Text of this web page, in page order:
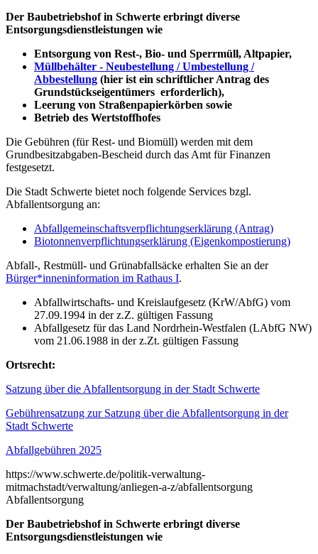
Der Baubetriebshof in Schwerte erbringt diverse
Entsorgungsdienstleistungen wie
Entsorgung von Rest-, Bio- und Sperrmüll, Altpapier,
Müllbehälter - Neubestellung / Umbestellung /
Abbestellung (hier ist ein schriftlicher Antrag des
Grundstückseigentümers erforderlich),
Leerung von Straßenpapierkörben sowie
Betrieb des Wertstoffhofes
Die Gebühren (für Rest- und Biomüll) werden mit dem
Grundbesitzabgaben-Bescheid durch das Amt für Finanzen
festgesetzt.
Die Stadt Schwerte bietet noch folgende Services bzgl.
Abfallentsorgung an:
Abfallgemeinschaftsverpflichtungserklärung (Antrag)
Biotonnenverpflichtungserklärung (Eigenkompostierung)
Abfall-, Restmüll- und Grünabfallsäcke erhalten Sie an der
Bürger*inneninformation im Rathaus I.
Abfallwirtschafts- und Kreislaufgesetz (KrW/AbfG) vom
27.09.1994 in der z.Z. gültigen Fassung
Abfallgesetz für das Land Nordrhein-Westfalen (LAbfG NW)
vom 21.06.1988 in der z.Zt. gültigen Fassung
Ortsrecht:
Satzung über die Abfallentsorgung in der Stadt Schwerte
Gebührensatzung zur Satzung über die Abfallentsorgung in der
Stadt Schwerte
Abfallgebühren 2025
https://www.schwerte.de/politik-verwaltung-
mitmachstadt/verwaltung/anliegen-a-z/abfallentsorgung
Abfallentsorgung
Der Baubetriebshof in Schwerte erbringt diverse
Entsorgungsdienstleistungen wie